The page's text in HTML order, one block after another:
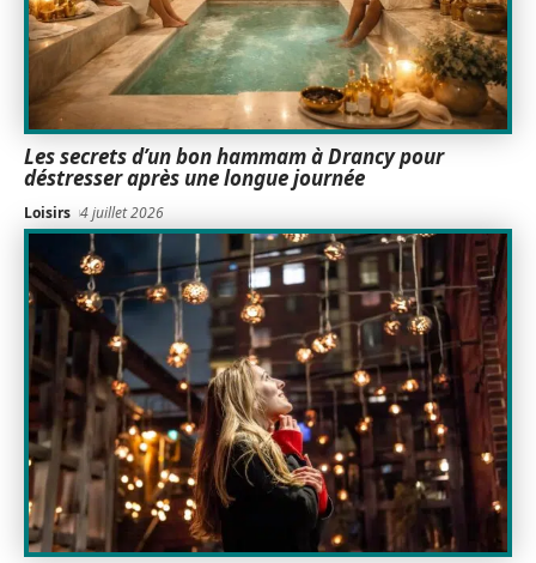
Les secrets d’un bon hammam à Drancy pour
déstresser après une longue journée
Loisirs 4 juillet 2026